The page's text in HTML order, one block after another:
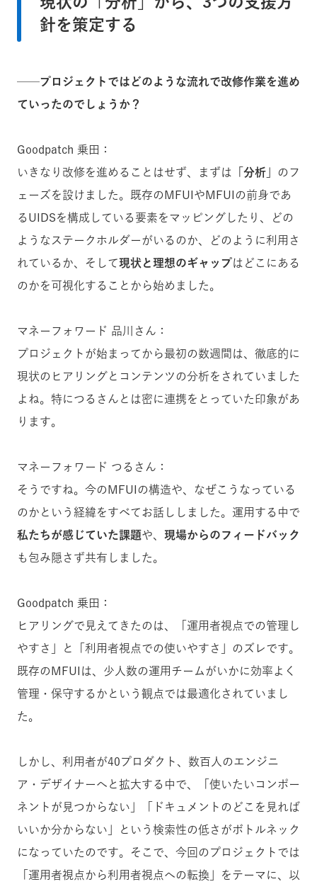
針を策定する
──プロジェクトではどのような流れで改修作業を進め
ていったのでしょうか？
Goodpatch 乗田：
いきなり改修を進めることはせず、まずは
「分析」 のフ
ェーズを設けました。既存のMFUIやMFUIの前身であ
るUIDSを構成している要素をマッピングしたり、どの
ようなステークホルダーがいるのか、どのように利用さ
れているか、そして現状と理想のギャップはどこにある
のかを可視化することから始めました。
マネーフォワード 品川さん：
プロジェクトが始まってから最初の数週間は、徹底的に
現状のヒアリングとコンテンツの分析をされていました
よね。特につるさんとは密に連携をとっていた印象があ
ります。
マネーフォワード つるさん：
そうですね。今のMFUIの構造や、なぜこうなっている
のかという経緯をすべてお話ししました。運用する中で
私たちが感じていた課題や、 現場からのフィードバック
も包み隠さず共有しました。
Goodpatch 乗田：
ヒアリングで見えてきたのは、「運用者視点での管理し
やすさ」と「利用者視点での使いやすさ」のズレです。
既存のMFUIは、少人数の運用チームがいかに効率よく
管理・保守するかという観点では最適化されていまし
た。
しかし、利用者が40プロダクト、数百人のエンジニ
ア・デザイナーへと拡大する中で、「使いたいコンポー
ネントが見つからない」「ドキュメントのどこを見れば
いいか分からない」という検索性の低さがボトルネック
になっていたのです。そこで、今回のプロジェクトでは
「運用者視点から利用者視点への転換」をテーマに、以